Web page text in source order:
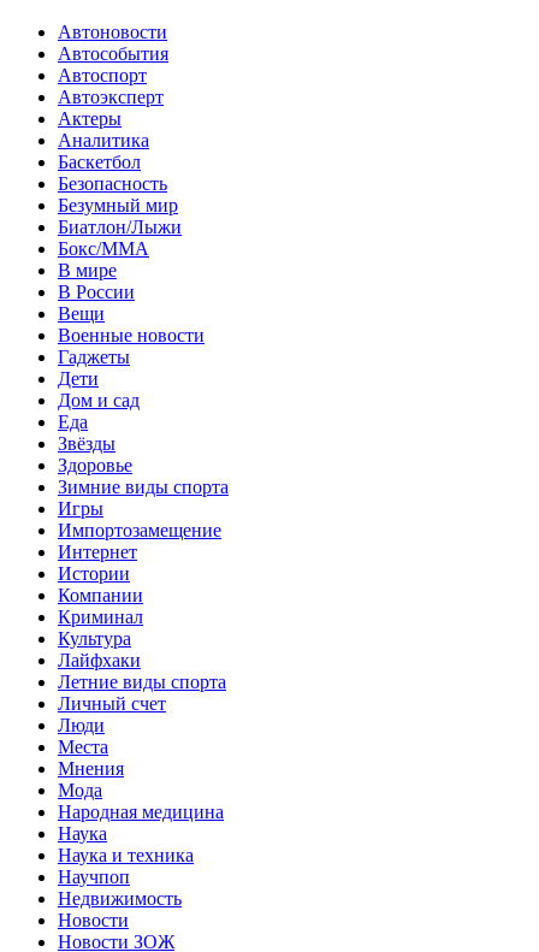
Автоновости
Автособытия
Автоспорт
Автоэксперт
Актеры
Аналитика
Баскетбол
Безопасность
Безумный мир
Биатлон/Лыжи
Бокс/MMA
В мире
В России
Вещи
Военные новости
Гаджеты
Дети
Дом и сад
Еда
Звёзды
Здоровье
Зимние виды спорта
Игры
Импортозамещение
Интернет
Истории
Компании
Криминал
Культура
Лайфхаки
Летние виды спорта
Личный счет
Люди
Места
Мнения
Мода
Народная медицина
Наука
Наука и техника
Научпоп
Недвижимость
Новости
Новости ЗОЖ